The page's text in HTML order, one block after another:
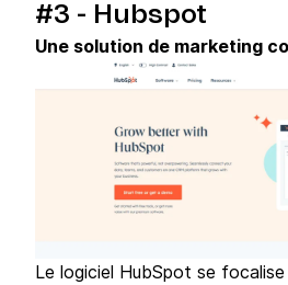
#3 - Hubspot
Une solution de marketing
Le logiciel HubSpot se focalise